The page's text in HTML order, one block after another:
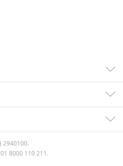
2940100.
8000 110 211.